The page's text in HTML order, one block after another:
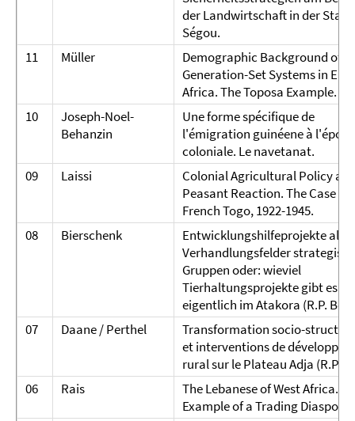
der Landwirtschaft in der Stadt
Ségou.
11
Müller
Demographic Background of
Generation-Set Systems in East
Africa. The Toposa Example.
10
Joseph-Noel-
Behanzin
Une forme spécifique de
l'émigration guinéene à
coloniale. Le navetanat.
09
Laissi
Colonial Agricultural Policy
Peasant Reaction. The Case of
French Togo, 1922-1945.
08
Bierschenk
Entwicklungshilfeprojekte als
Verhandlungsfelder
Gruppen oder: wieviel
Tierhaltungsprojekte gibt es
eigentlich im Atakora (R.P.
07
Daane / Perthel
Transformation socio-
et interventions de
rural sur le Plateau Adja
06
Rais
The Lebanese of West Africa. An
Example of a Trading Diaspora.